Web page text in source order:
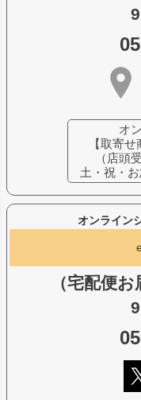
オンライン
（宅配便
オ
【取寄
（店頭
土・祝・